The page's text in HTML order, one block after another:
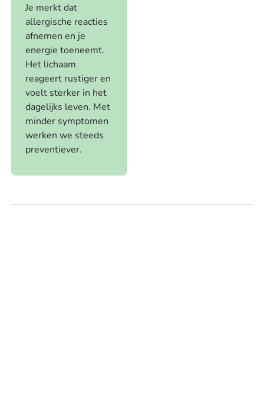
Je merkt dat
allergische reacties
afnemen en je
energie toeneemt.
Het lichaam
reageert rustiger en
voelt sterker in het
dagelijks leven. Met
minder symptomen
werken we steeds
preventiever.